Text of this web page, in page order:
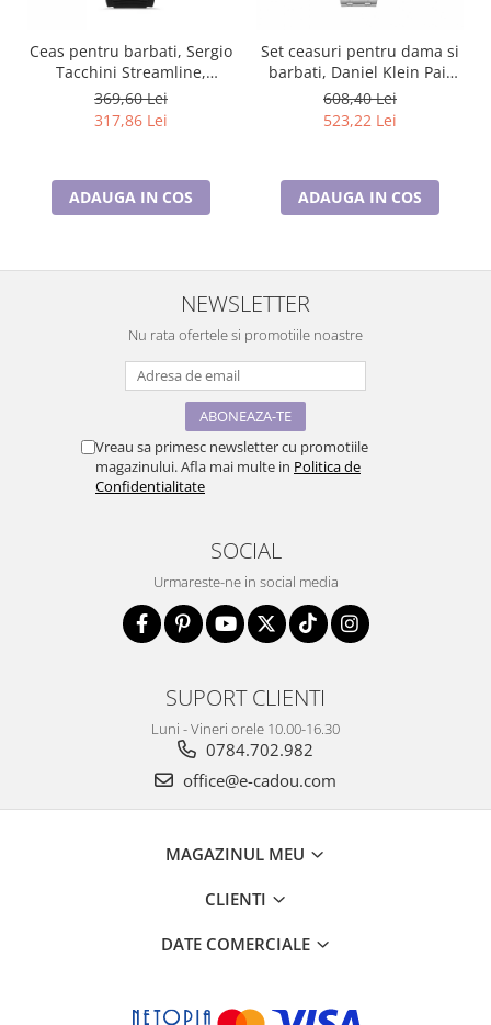
Ceas pentru barbati, Sergio
Tacchini Streamline,
ST.1.10196.2
369,60 Lei
317,86 Lei
ADAUGA IN COS
Set ceasuri pentru dama si
barbati, Daniel Klein Pair
DK.1.13908.1
608,40 Lei
523,22 Lei
ADAUGA IN COS
NEWSLETTER
Nu rata ofertele si promotiile noastre
Vreau sa primesc newsletter cu promotiile
magazinului. Afla mai multe in Politica de
Confidentialitate
SOCIAL
Urmareste-ne in social media
SUPORT CLIENTI
Luni - Vineri orele 10.00-16.30
0784.702.982
office@e-cadou.com
MAGAZINUL MEU
CLIENTI
DATE COMERCIALE